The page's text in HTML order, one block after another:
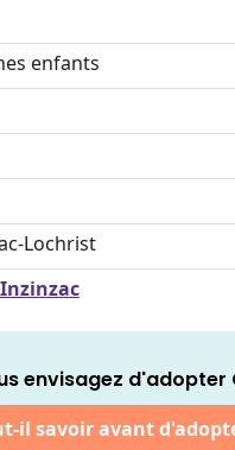
enfants
Lochrist
envisagez d'adopter
il savoir avant